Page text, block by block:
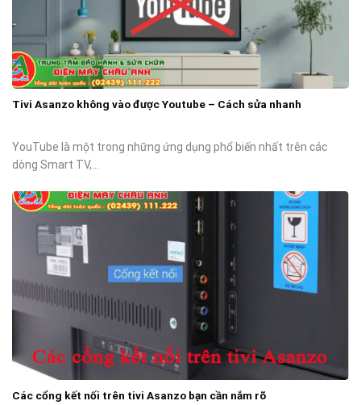
Tivi Asanzo không vào được Youtube – Cách sửa nhanh
YouTube là một trong những ứng dụng phổ biến nhất trên các
dòng Smart TV,...
Các cổng kết nối trên tivi Asanzo bạn cần nắm rõ